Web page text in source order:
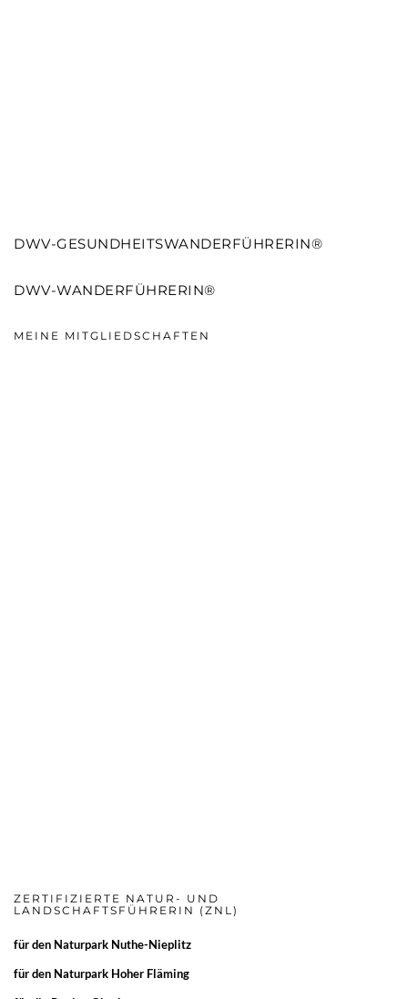
DWV-GESUNDHEITSWANDERFÜHRERIN®
DWV-WANDERFÜHRERIN®
MEINE MITGLIEDSCHAFTEN
ZERTIFIZIERTE NATUR- UND
LANDSCHAFTSFÜHRERIN (ZNL)
für den Naturpark Nuthe-Nieplitz
für den Naturpark Hoher Fläming